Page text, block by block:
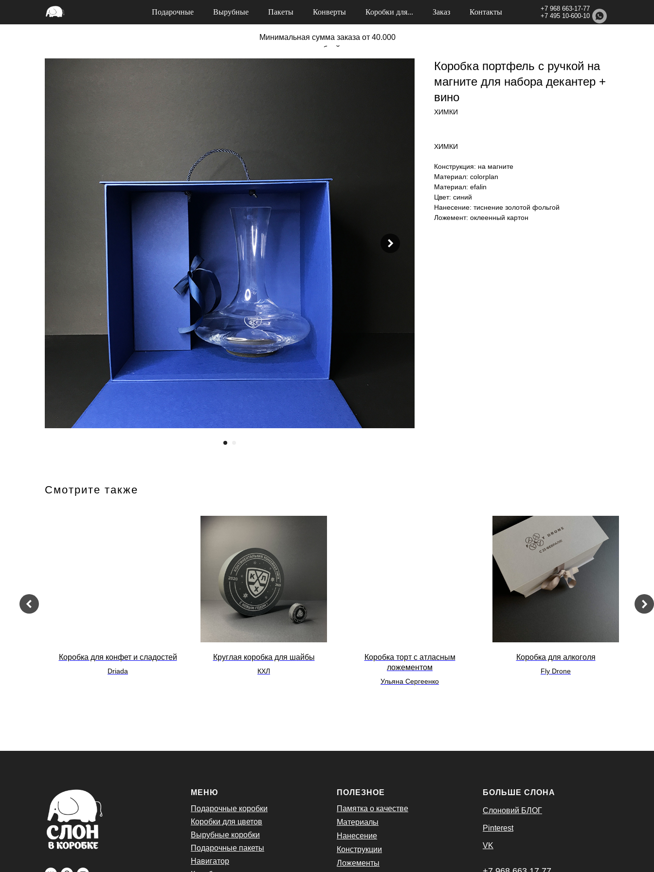
Минимальная сумма заказа от 40.000
рублей
Подарочные Вырубные Пакеты Конверты Коробки для... Заказ Контакты
+7 968 663-17-77
+7 495 10-600-10
Коробка портфель с ручкой на
магните для набора декантер +
вино
ХИМКИ
ХИМКИ
Конструкция: на магните
Материал: colorplan
Материал: efalin
Цвет: синий
Нанесение: тиснение золотой фольгой
Ложемент: оклеенный картон
Смотрите также
Коробка для конфет и сладостей
Driada
Круглая коробка для шайбы
КХЛ
Коробка торт с атласным
ложементом
Ульяна Сергеенко
Коробка для алкоголя
Fly Drone
МЕНЮ
Подарочные коробки
Коробки для цветов
Вырубные коробки
Подарочные пакеты
Навигатор
ПОЛЕЗНОЕ
Памятка о качестве
Материалы
Нанесение
Конструкции
Ложементы
БОЛЬШЕ СЛОНА
Слоновий БЛОГ
Pinterest
VK